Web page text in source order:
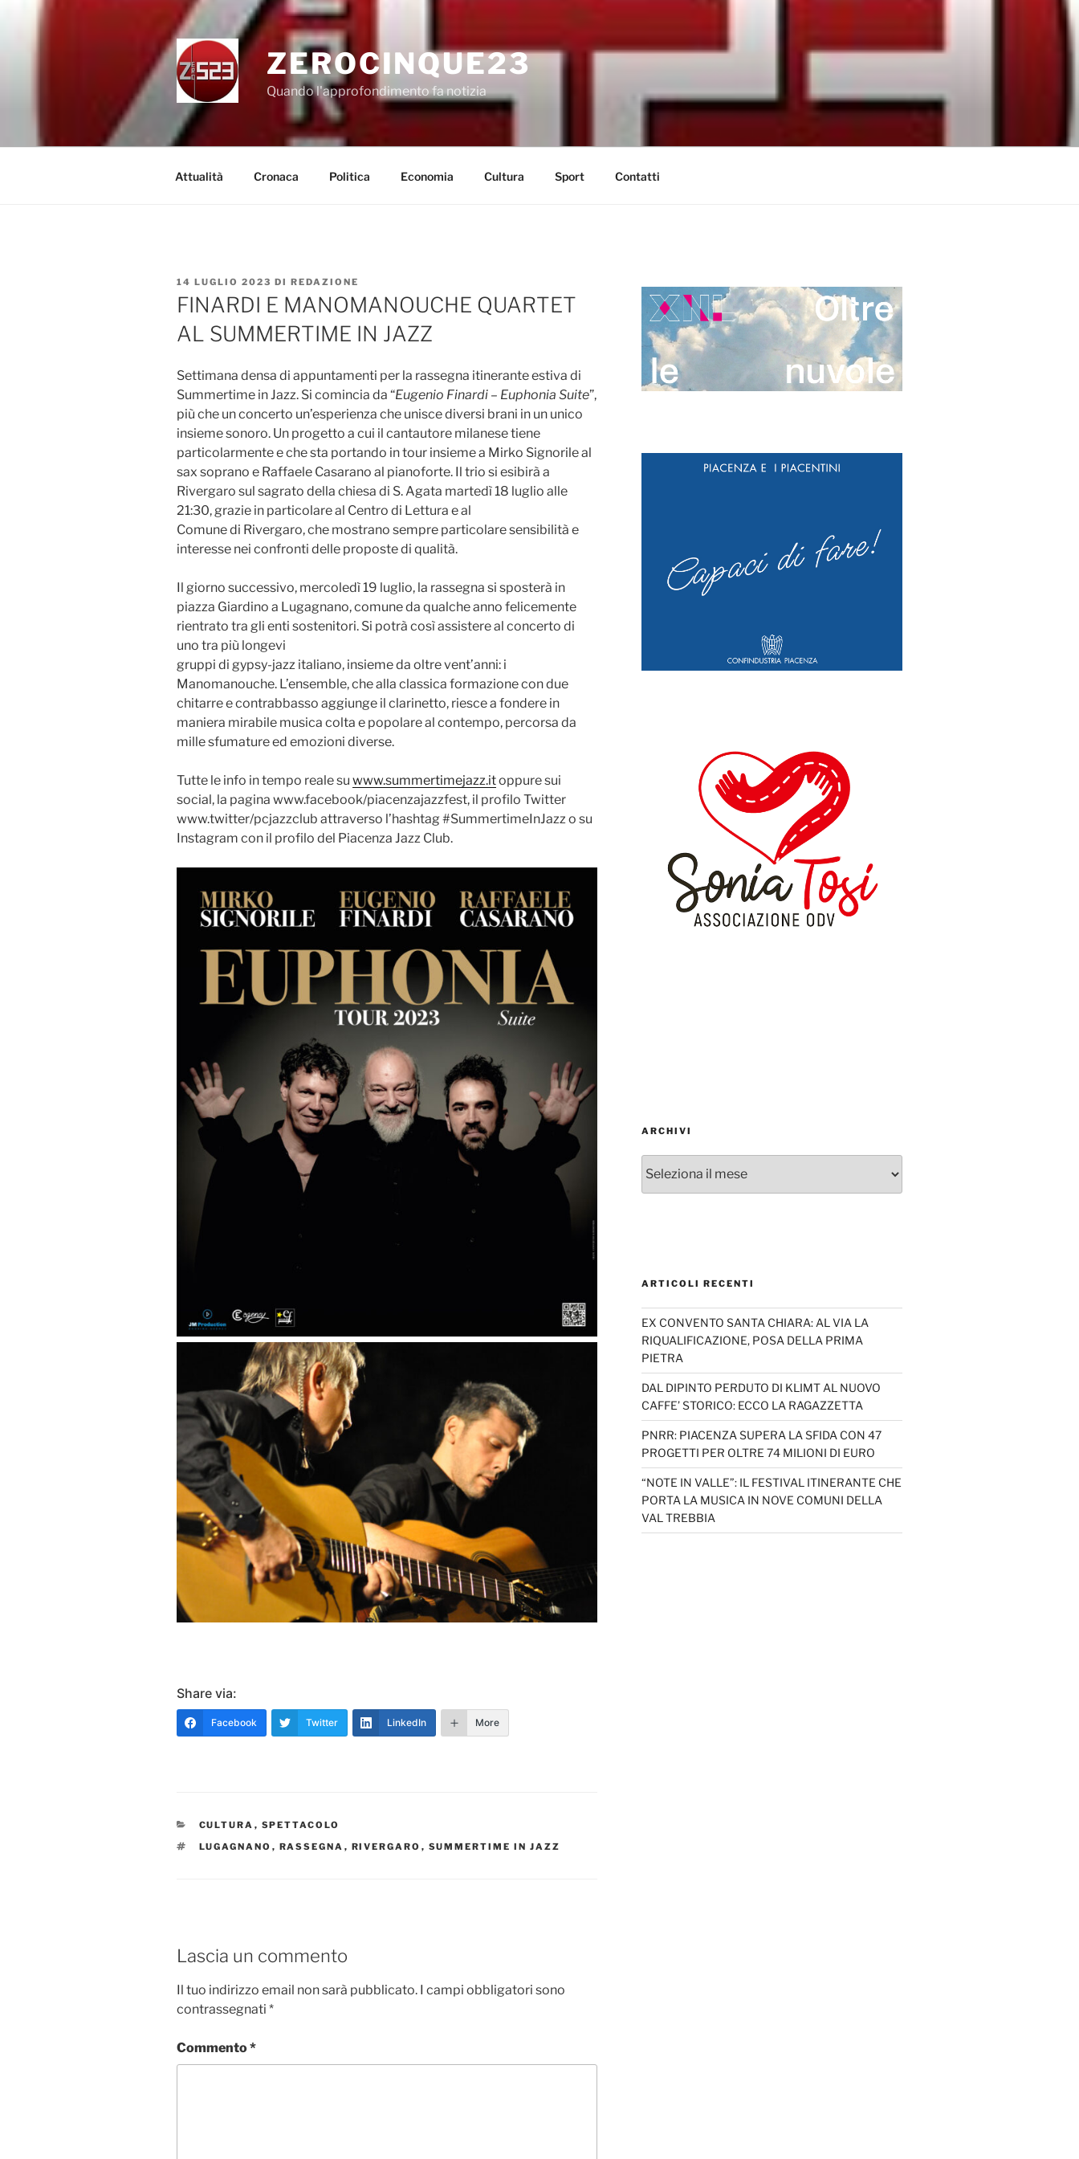
ZEROCINQUE23
Quando l'approfondimento fa notizia
Attualità Cronaca Politica Economia Cultura Sport Contatti
PUBBLICATO
IL
14 LUGLIO 2023 DI REDAZIONE
FINARDI E MANOMANOUCHE QUARTET
AL SUMMERTIME IN JAZZ
Settimana densa di appuntamenti per la rassegna itinerante estiva di
Summertime in Jazz. Si comincia da “Eugenio Finardi – Euphonia Suite”,
più che un concerto un’esperienza che unisce diversi brani in un unico
insieme sonoro. Un progetto a cui il cantautore milanese tiene
particolarmente e che sta portando in tour insieme a Mirko Signorile al
sax soprano e Raffaele Casarano al pianoforte. Il trio si esibirà a
Rivergaro sul sagrato della chiesa di S. Agata martedì 18 luglio alle
21:30, grazie in particolare al Centro di Lettura e al
Comune di Rivergaro, che mostrano sempre particolare sensibilità e
interesse nei confronti delle proposte di qualità.
Il giorno successivo, mercoledì 19 luglio, la rassegna si sposterà in
piazza Giardino a Lugagnano, comune da qualche anno felicemente
rientrato tra gli enti sostenitori. Si potrà così assistere al concerto di
uno tra più longevi
gruppi di gypsy-jazz italiano, insieme da oltre vent’anni: i
Manomanouche. L’ensemble, che alla classica formazione con due
chitarre e contrabbasso aggiunge il clarinetto, riesce a fondere in
maniera mirabile musica colta e popolare al contempo, percorsa da
mille sfumature ed emozioni diverse.
Tutte le info in tempo reale su www.summertimejazz.itoppure sui
social, la pagina www.facebook/piacenzajazzfest, il profilo Twitter
www.twitter/pcjazzclub attraverso l’hashtag #SummertimeInJazz o su
Instagram con il profilo del Piacenza Jazz Club.
Share via:
Facebook Twitter LinkedIn More
CATEGORIE
CULTURA , SPETTACOLO
TAG
LUGAGNANO , RASSEGNA , RIVERGARO , SUMMERTIME IN JAZZ
Lascia un commento
Il tuo indirizzo email non sarà pubblicato. I campi obbligatori sono
contrassegnati *
Commento*
ARCHIVI
ARTICOLI RECENTI
EX CONVENTO SANTA CHIARA: AL VIA LA
RIQUALIFICAZIONE, POSA DELLA PRIMA
PIETRA
DAL DIPINTO PERDUTO DI KLIMT AL NUOVO
CAFFE’ STORICO: ECCO LA RAGAZZETTA
PNRR: PIACENZA SUPERA LA SFIDA CON 47
PROGETTI PER OLTRE 74 MILIONI DI EURO
“NOTE IN VALLE”: IL FESTIVAL ITINERANTE CHE
PORTA LA MUSICA IN NOVE COMUNI DELLA
VAL TREBBIA